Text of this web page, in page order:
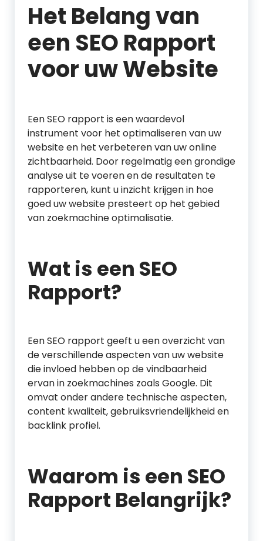
Het Belang van
een SEO Rapport
voor uw Website
Een SEO rapport is een waardevol
instrument voor het optimaliseren van uw
website en het verbeteren van uw online
zichtbaarheid. Door regelmatig een grondige
analyse uit te voeren en de resultaten te
rapporteren, kunt u inzicht krijgen in hoe
goed uw website presteert op het gebied
van zoekmachine optimalisatie.
Wat is een SEO
Rapport?
Een SEO rapport geeft u een overzicht van
de verschillende aspecten van uw website
die invloed hebben op de vindbaarheid
ervan in zoekmachines zoals Google. Dit
omvat onder andere technische aspecten,
content kwaliteit, gebruiksvriendelijkheid en
backlink profiel.
Waarom is een SEO
Rapport Belangrijk?